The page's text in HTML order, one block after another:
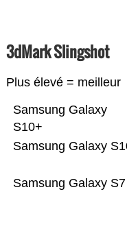
3dMark Slingshot
Plus élevé = meilleur
Samsung Galaxy S7
Samsung Galaxy
Samsung Galaxy
S10+